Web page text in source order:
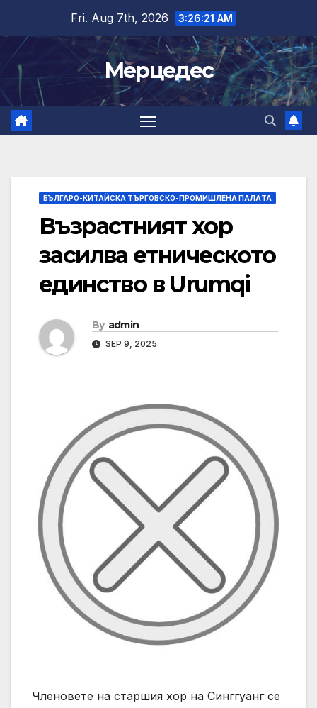
content
Fri. Aug 7th, 2026 3:26:22 AM
Мерцедес
БЪЛГАРО-КИТАЙСКА ТЪРГОВСКО-ПРОМИШЛЕНА ПАЛAТА
Възрастният хор
засилва етническото
единство в Urumqi
By admin
SEP 9, 2025
Членовете на старшия хор на Синггуанг се